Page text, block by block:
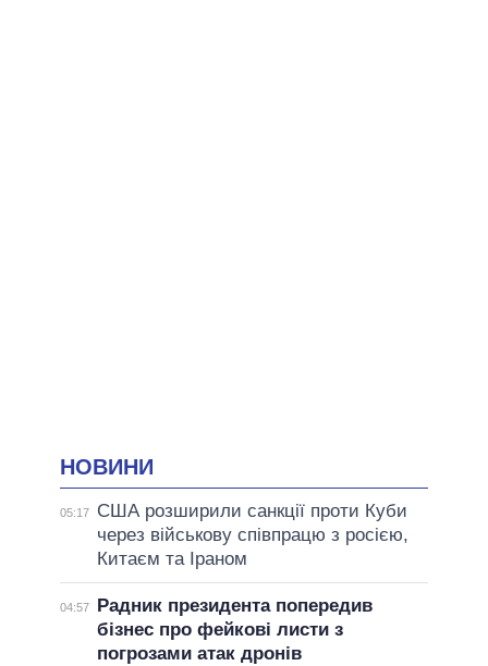
НОВИНИ
05:17
США розширили санкції проти Куби
через військову співпрацю з росією,
Китаєм та Іраном
04:57
Радник президента попередив
бізнес про фейкові листи з
погрозами атак дронів